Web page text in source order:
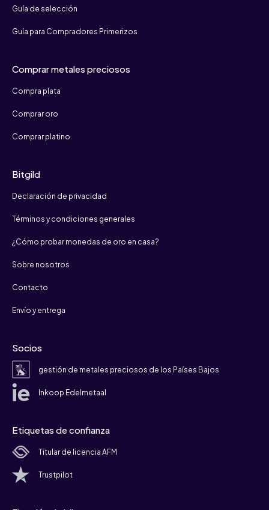
Guía de selección
Guía para Compradores Primerizos
Comprar metales preciosos
Compra plata
Comprar oro
Comprar platino
Bitgild
Declaración de privacidad
Términos y condiciones generales
¿Cómo probar monedas de oro en casa?
Sobre nosotros
Contacto
Envío y entrega
Socios
gestión de metales preciosos de los Países Bajos
Inkoop Edelmetaal
Etiquetas de confianza
Titular de licencia AFM
Trustpilot